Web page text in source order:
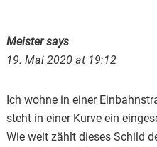
Meistersays
19. Mai 2020 at 19:12
Ich wohne in einer
steht in einer Kurve ein
Wie weit zählt dieses Schild